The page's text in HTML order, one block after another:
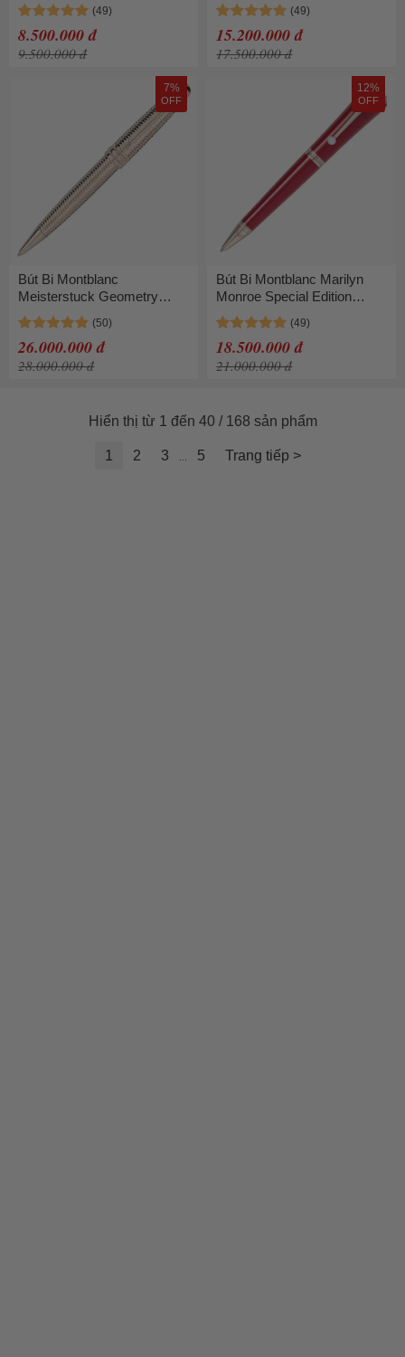
8.500.000 đ
9.500.000 đ
Màu Đỏ
15.200.000 đ
17.500.000 đ
7%
OFF
Bút Bi Montblanc
Meisterstuck Geometry
Solitaire Champagne Gold
Midsize MB118103 Màu
Vàng Nhạt
26.000.000 đ
28.000.000 đ
12%
OFF
Bút Bi Montblanc Marilyn
Monroe Special Edition
Ballpoint Pen MB116068
Màu Đỏ
18.500.000 đ
21.000.000 đ
Hiển thị từ 1 đến 40 / 168 sản phẩm
1 2 3 5 Trang tiếp >